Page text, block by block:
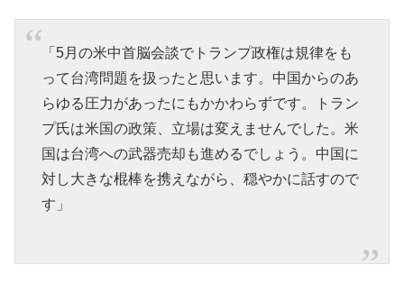
「5月の米中首脳会談でトランプ政権は規律をも
って台湾問題を扱ったと思います。中国からのあ
らゆる圧力があったにもかかわらずです。トラン
プ氏は米国の政策、立場は変えませんでした。米
国は台湾への武器売却も進めるでしょう。中国に
対し大きな棍棒を携えながら、穏やかに話すので
す」